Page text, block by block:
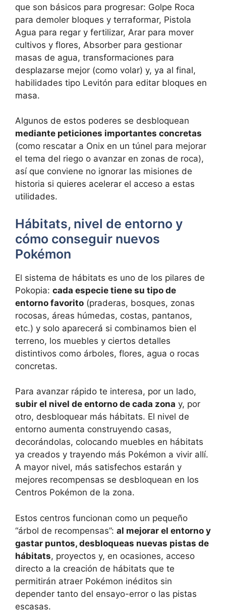
que son básicos para progresar: Golpe Roca
para demoler bloques y terraformar, Pistola
Agua para regar y fertilizar, Arar para mover
cultivos y flores, Absorber para gestionar
masas de agua, transformaciones para
desplazarse mejor (como volar) y, ya al final,
habilidades tipo Levitón para editar bloques en
masa.
Algunos de estos poderes se desbloquean
mediante peticiones importantes concretas
(como rescatar a Onix en un túnel para mejorar
el tema del riego o avanzar en zonas de roca),
así que conviene no ignorar las misiones de
historia si quieres acelerar el acceso a estas
utilidades.
Hábitats, nivel de entorno y
cómo conseguir nuevos
Pokémon
El sistema de hábitats es uno de los pilares de
Pokopia: cada especie tiene su tipo de
entorno favorito (praderas, bosques, zonas
rocosas, áreas húmedas, costas, pantanos,
etc.) y solo aparecerá si combinamos bien el
terreno, los muebles y ciertos detalles
distintivos como árboles, flores, agua o rocas
concretas.
Para avanzar rápido te interesa, por un lado,
subir el nivel de entorno de cada zona y, por
otro, desbloquear más hábitats. El nivel de
entorno aumenta construyendo casas,
decorándolas, colocando muebles en hábitats
ya creados y trayendo más Pokémon a vivir allí.
A mayor nivel, más satisfechos estarán y
mejores recompensas se desbloquean en los
Centros Pokémon de la zona.
Estos centros funcionan como un pequeño
“árbol de recompensas”: al mejorar el entorno y
gastar puntos, desbloqueas nuevas pistas de
hábitats, proyectos y, en ocasiones, acceso
directo a la creación de hábitats que te
permitirán atraer Pokémon inéditos sin
depender tanto del ensayo-error o las pistas
escasas.